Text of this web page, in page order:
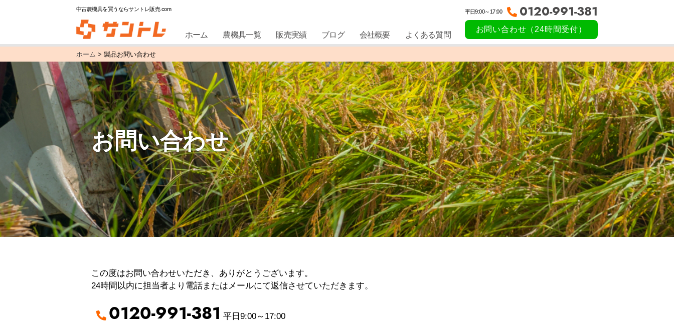
中古農機具を買うならサントレ販売.com
ホーム 農機具一覧 販売実績 ブログ 会社概要 よくある質問
平日9:00～17:00 0120-991-381
お問い合わせ（24時間受付）
ホーム > 製品お問い合わせ
お問い合わせ
この度はお問い合わせいただき、ありがとうございます。
24時間以内に担当者より電話またはメールにて返信させていただきます。
0120-991-381 平日9:00～17:00